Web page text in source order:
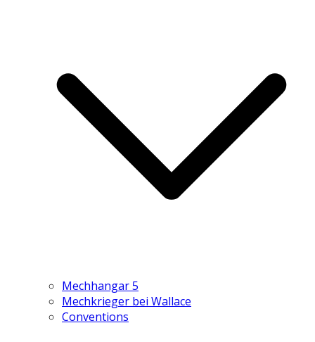
Mechhangar 5
Mechkrieger bei Wallace
Conventions